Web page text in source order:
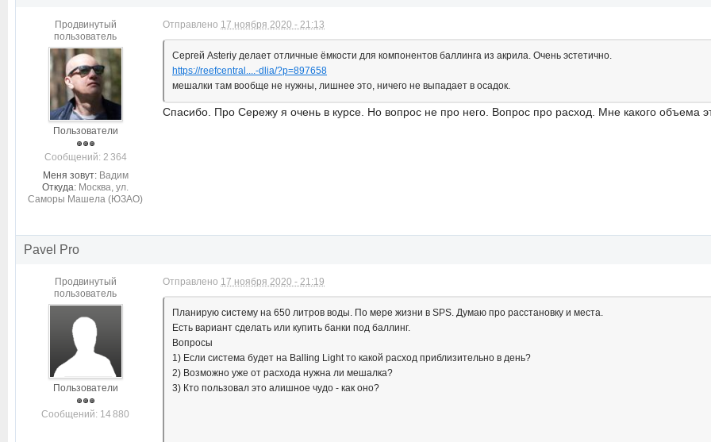
Продвинутый
пользователь
Пользователи
Cообщений: 2 364
Меня зовут: Вадим
Откуда: Москва, ул.
Саморы Машела (ЮЗАО)
Отправлено 17 ноября 2020 - 21:13
Сергей Asteriy делает отличные ёмкости для компонентов баллинга из акрила. Очень эстетично.
https://reefcentral....-dlia/?p=897658
мешалки там вообще не нужны, лишнее это, ничего не выпадает в осадок.
Спасибо. Про Сережу я очень в курсе. Но вопрос не про него. Вопрос про расход. Мне какого объема
Pavel Pro
Продвинутый
пользователь
Пользователи
Cообщений: 14 880
Отправлено 17 ноября 2020 - 21:19
Планирую систему на 650 литров воды. По мере жизни в SPS. Думаю про расстановку и места.
Есть вариант сделать или купить банки под баллинг.
Вопросы
1) Если система будет на Balling Light то какой расход приблизительно в день?
2) Возможно уже от расхода нужна ли мешалка?
3) Кто пользовал это алишное чудо - как оно?